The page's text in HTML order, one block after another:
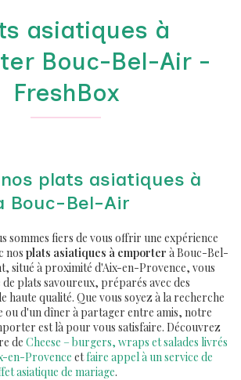
asiatiques à
Bouc-Bel-Air -
FreshBox
plats asiatiques à
Bouc-Bel-Air
sommes fiers de vous offrir une expérience
nos plats asiatiques à emporter à Bouc-Bel-
situé à proximité d'Aix-en-Provence, vous
plats savoureux, préparés avec des
haute qualité. Que vous soyez à la recherche
ou d'un dîner à partager entre amis, notre
est là pour vous satisfaire. Découvrez
de Cheese – burgers, wraps et salades livrés
en-Provence etfaire appel à un service de
asiatique de mariage.